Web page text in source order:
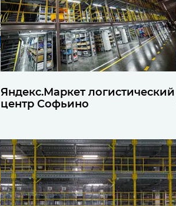
Яндекс.Маркет логистический
центр Софьино